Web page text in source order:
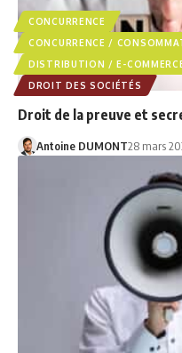
CONCURRENCE
CONCURRENCE /
DISTRIBUTION / E-
DROIT DES SOCIÉTÉS
Droit de la preuve et
Antoine DUMONT28 mars